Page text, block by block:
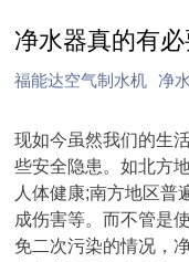
净水器真的有
福能达空气制水机 净
现如今虽然我们的生
些安全隐患。如北方
人体健康;南方地区普
成伤害等。而不管是
免二次污染的情况，